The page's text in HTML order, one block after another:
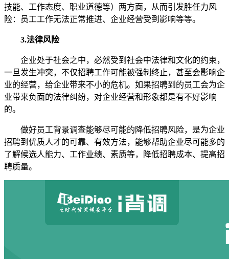
技能、工作态度、职业道德等）两方面，从而引发胜任力风
险：员工工作无法正常推进、企业经营受到影响等等。
3.法律风险
企业处于社会之中，必然受到社会中法律和文化的约束，
一旦发生冲突，不仅招聘工作可能被强制终止，甚至会影响企
业的经营，给企业带来不小的危机。如果招聘到的员工会为企
业带来负面的法律纠纷，对企业经营和形象都是有不好影响
的。
做好员工背景调查能够尽可能的降低招聘风险，是为企业
招聘到优质人才的可靠、有效方法，能够帮助企业尽可能多的
了解候选人能力、工作业绩、素质等，降低招聘成本、提高招
聘质量。